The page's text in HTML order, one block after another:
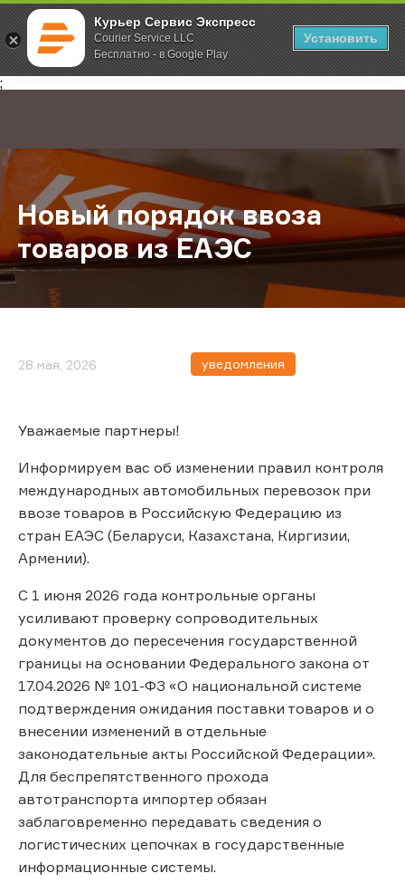
Курьер Сервис Экспресс
Courier Service LLC
Бесплатно - в Google Play
Установить
;
Главная О компании Новости Новый порядок ввоза товаров
Новый порядок ввоза
товаров из ЕАЭС
28 мая, 2026 уведомления
Уважаемые партнеры!
Информируем вас об изменении правил контроля
международных автомобильных перевозок при
ввозе товаров в Российскую Федерацию из
стран ЕАЭС (Беларуси, Казахстана, Киргизии,
Армении).
С 1 июня 2026 года контрольные органы
усиливают проверку сопроводительных
документов до пересечения государственной
границы на основании Федерального закона от
17.04.2026 № 101-ФЗ «О национальной системе
подтверждения ожидания поставки товаров и о
внесении изменений в отдельные
законодательные акты Российской Федерации».
Для беспрепятственного прохода
автотранспорта импортер обязан
заблаговременно передавать сведения о
логистических цепочках в государственные
информационные системы.